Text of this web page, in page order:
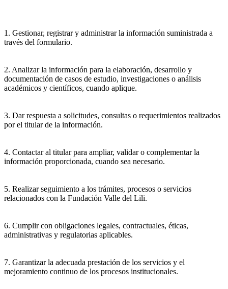
1. Gestionar, registrar y administrar la información suministrada a
través del formulario.
2. Analizar la información para la elaboración, desarrollo y
documentación de casos de estudio, investigaciones o análisis
académicos y científicos, cuando aplique.
3. Dar respuesta a solicitudes, consultas o requerimientos realizados
por el titular de la información.
4. Contactar al titular para ampliar, validar o complementar la
información proporcionada, cuando sea necesario.
5. Realizar seguimiento a los trámites, procesos o servicios
relacionados con la Fundación Valle del Lili.
6. Cumplir con obligaciones legales, contractuales, éticas,
administrativas y regulatorias aplicables.
7. Garantizar la adecuada prestación de los servicios y el
mejoramiento continuo de los procesos institucionales.